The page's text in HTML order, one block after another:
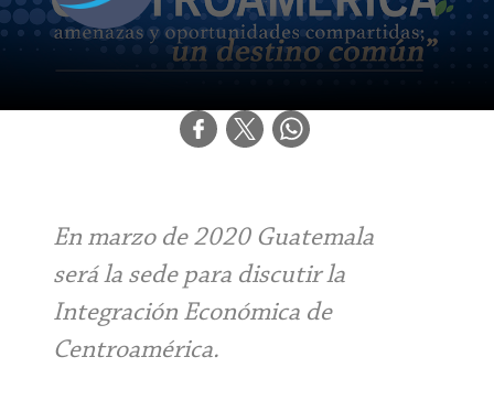
En marzo de 2020 Guatemala
será la sede para discutir la
Integración Económica de
Centroamérica.